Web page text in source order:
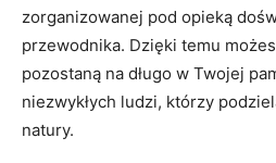
zorganizowanej pod opieką
przewodnika. Dzięki temu
⁢pozostaną na długo w Twojej
niezwykłych‍ ludzi, którzy
natury.